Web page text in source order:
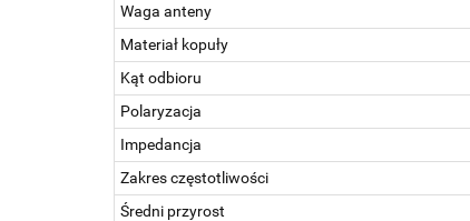
Waga anteny
Materiał kopuły
Kąt odbioru
Polaryzacja
Impedancja
Zakres częstotliwości
Średni przyrost